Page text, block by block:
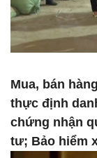
Mua, bán
thực định
chứng nhận
tư; Bảo hiểm